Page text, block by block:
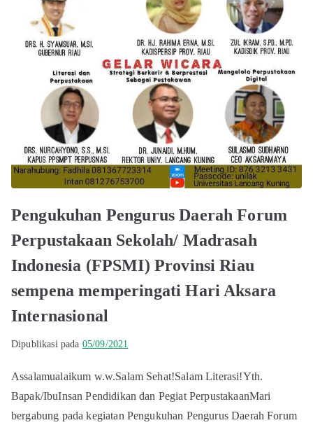
Pengukuhan Pengurus Daerah Forum
Perpustakaan Sekolah/ Madrasah
Indonesia (FPSMI) Provinsi Riau
sempena memperingati Hari Aksara
Internasional
Dipublikasi pada 05/09/2021
Assalamualaikum w.w.Salam Sehat!Salam Literasi!Yth.
Bapak/IbuInsan Pendidikan dan Pegiat PerpustakaanMari
bergabung pada kegiatan Pengukuhan Pengurus Daerah Forum